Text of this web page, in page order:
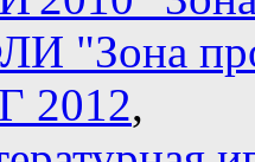
"Зона
2012,